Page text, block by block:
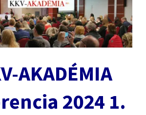
AKADÉMIA
2024 1.